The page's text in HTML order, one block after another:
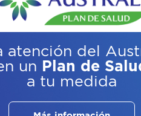
atención del
un Plan de
a tu medida